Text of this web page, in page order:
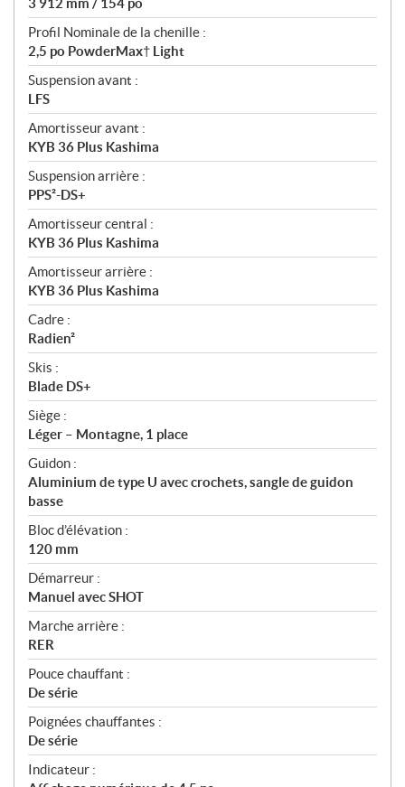
3 912 mm / 154 po
Profil Nominale de la chenille :
2,5 po PowderMax† Light
Suspension avant :
LFS
Amortisseur avant :
KYB 36 Plus Kashima
Suspension arrière :
PPS²-DS+
Amortisseur central :
KYB 36 Plus Kashima
Amortisseur arrière :
KYB 36 Plus Kashima
Cadre :
Radien²
Skis :
Blade DS+
Siège :
Léger – Montagne, 1 place
Guidon :
Aluminium de type U avec crochets, sangle de guidon
basse
Bloc d’élévation :
120 mm
Démarreur :
Manuel avec SHOT
Marche arrière :
RER
Pouce chauffant :
De série
Poignées chauffantes :
De série
Indicateur :